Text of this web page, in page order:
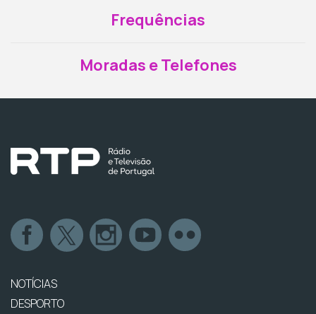
Frequências
Moradas e Telefones
NOTÍCIAS
DESPORTO